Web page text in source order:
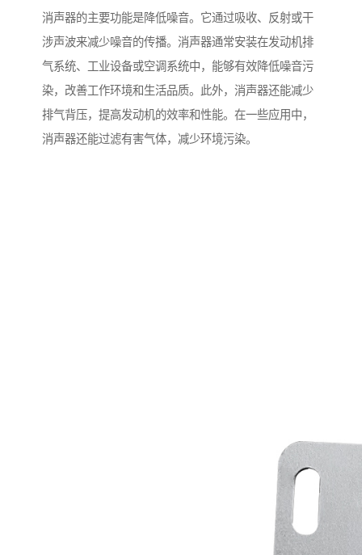
消声器的主要功能是降低噪音。它通过吸收、反射或干
涉声波来减少噪音的传播。消声器通常安装在发动机排
气系统、工业设备或空调系统中，能够有效降低噪音污
染，改善工作环境和生活品质。此外，消声器还能减少
排气背压，提高发动机的效率和性能。在一些应用中，
消声器还能过滤有害气体，减少环境污染。